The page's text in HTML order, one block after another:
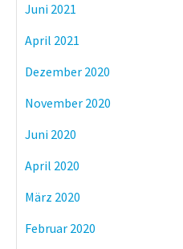
Juni 2021
April 2021
Dezember 2020
November 2020
Juni 2020
April 2020
März 2020
Februar 2020